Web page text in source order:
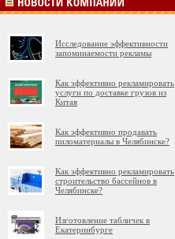
Исследование эффективности
запоминаемости рекламы
Как эффективно рекламировать
услуги по доставке грузов из
Китая
Как эффективно продавать
пиломатериалы в Челябинске?
Как эффективно рекламировать
строительство бассейнов в
Челябинске?
Изготовление табличек в
Екатеринбурге